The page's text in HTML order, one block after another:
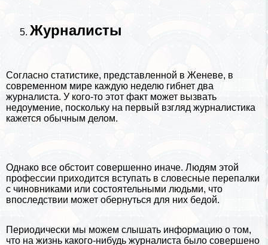
Журналисты
Согласно статистике, представленной в Женеве, в
современном мире каждую неделю гибнет два
журналиста. У кого-то этот факт может вызвать
недоумение, поскольку на первый взгляд журналистика
кажется обычным делом.
Однако все обстоит совершенно иначе. Людям этой
профессии приходится вступать в словесные перепалки
с чиновниками или состоятельными людьми, что
впоследствии может обернуться для них бедой.
Периодически мы можем слышать информацию о том,
что на жизнь какого-нибудь журналиста было совершено